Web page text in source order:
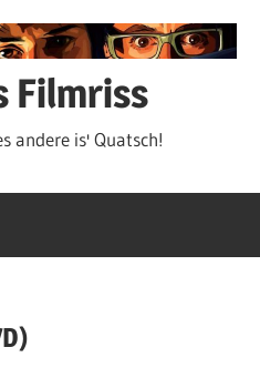
Filmriss
andere is' Quatsch!